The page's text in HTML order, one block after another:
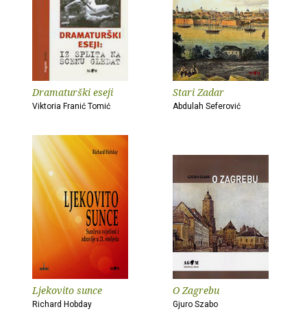
Dramaturški eseji
Viktoria Franić Tomić
Stari Zadar
Abdulah Seferović
Ljekovito sunce
Richard Hobday
O Zagrebu
Gjuro Szabo